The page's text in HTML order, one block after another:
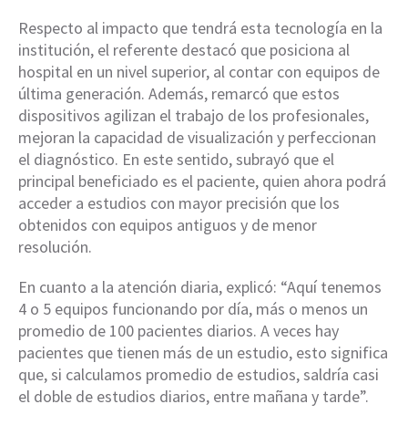
Respecto al impacto que tendrá esta tecnología en la
institución, el referente destacó que posiciona al
hospital en un nivel superior, al contar con equipos de
última generación. Además, remarcó que estos
dispositivos agilizan el trabajo de los profesionales,
mejoran la capacidad de visualización y perfeccionan
el diagnóstico. En este sentido, subrayó que el
principal beneficiado es el paciente, quien ahora podrá
acceder a estudios con mayor precisión que los
obtenidos con equipos antiguos y de menor
resolución.
En cuanto a la atención diaria, explicó: “Aquí tenemos
4 o 5 equipos funcionando por día, más o menos un
promedio de 100 pacientes diarios. A veces hay
pacientes que tienen más de un estudio, esto significa
que, si calculamos promedio de estudios, saldría casi
el doble de estudios diarios, entre mañana y tarde”.